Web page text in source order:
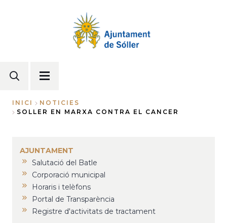
INICI
NOTICIES
SOLLER EN MARXA CONTRA EL CANCER
AJUNTAMENT
Salutació del Batle
Corporació municipal
Horaris i telèfons
Portal de Transparència
Registre d'activitats de tractament